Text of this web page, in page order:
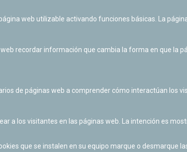
s/n
web utilizable activando funciones básicas. La
recordar información que cambia la forma en que la
de páginas web a comprender cómo interactúan los
a los visitantes en las páginas web. La intención es
que se instalen en su equipo marque o desmarque